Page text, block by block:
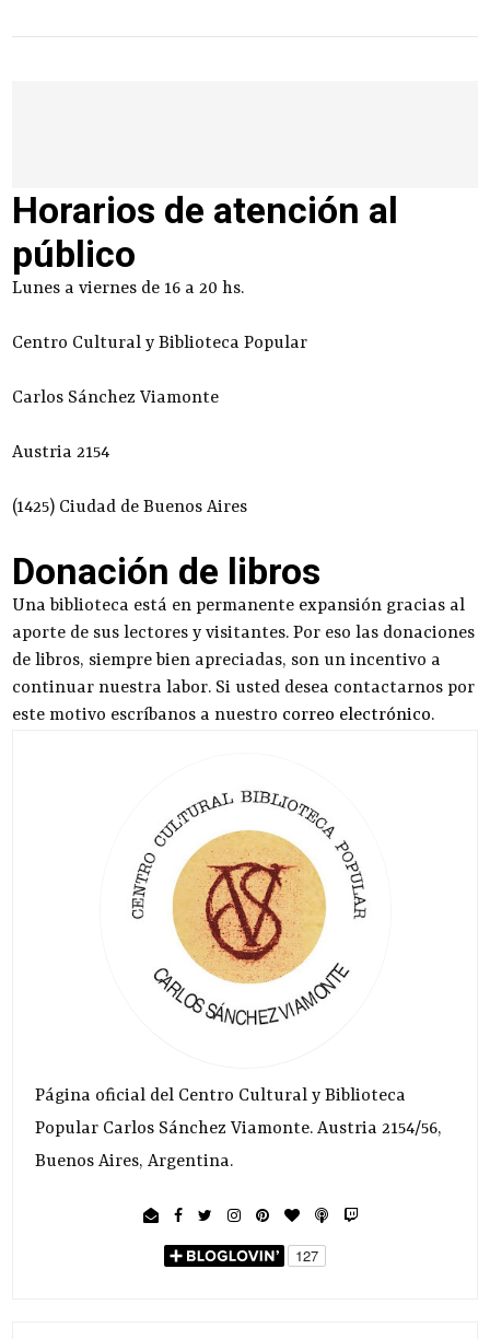
Horarios de atención al
público
Lunes a viernes de 16 a 20 hs.
Centro Cultural y Biblioteca Popular
Carlos Sánchez Viamonte
Austria 2154
(1425) Ciudad de Buenos Aires
Donación de libros
Una biblioteca está en permanente expansión gracias al
aporte de sus lectores y visitantes. Por eso las donaciones
de libros, siempre bien apreciadas, son un incentivo a
continuar nuestra labor. Si usted desea contactarnos por
este motivo escríbanos a nuestro correo electrónico.
Página oficial del Centro Cultural y Biblioteca
Popular Carlos Sánchez Viamonte. Austria 2154/56,
Buenos Aires, Argentina.